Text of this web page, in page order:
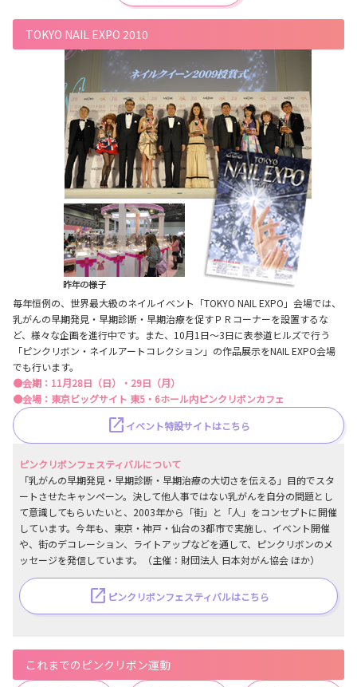
TOKYO NAIL EXPO 2010
毎年恒例の、世界最大級のネイルイベント「TOKYO NAIL EXPO」会場では、
乳がんの早期発見・早期診断・早期治療を促すＰＲコーナーを設置するな
ど、様々な企画を進行中です。また、10月1日～3日に表参道ヒルズで行う
「ピンクリボン・ネイルアートコレクション」の作品展示をNAIL EXPO会場
でも行います。
●会期：11月28日（日）・29日（月）
●会場：東京ビッグサイト 東5・6ホール内ピンクリボンカフェ
イベント特設サイトはこちら
ピンクリボンフェスティバルについて
「乳がんの早期発見・早期診断・早期治療の大切さを伝える」目的でスタ
ートさせたキャンペーン。決して他人事ではない乳がんを自分の問題とし
て意識してもらいたいと、2003年から「街」と「人」をコンセプトに開催
しています。今年も、東京・神戸・仙台の3都市で実施し、イベント開催
や、街のデコレーション、ライトアップなどを通して、ピンクリボンのメ
ッセージを発信しています。（主催：財団法人 日本対がん協会 ほか）
ピンクリボンフェスティバルはこちら
これまでのピンクリボン運動